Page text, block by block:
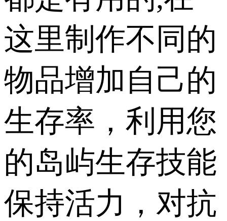
这里制作不同的
物品增加自己的
生存率，利用您
的岛屿生存技能
保持活力，对抗